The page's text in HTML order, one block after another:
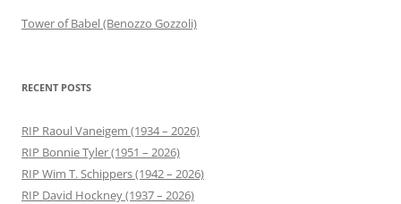
Tower of Babel (Benozzo Gozzoli)
RECENT POSTS
RIP Raoul Vaneigem (1934 – 2026)
RIP Bonnie Tyler (1951 – 2026)
RIP Wim T. Schippers (1942 – 2026)
RIP David Hockney (1937 – 2026)